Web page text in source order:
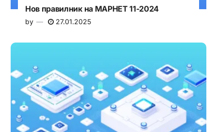
Нов правилник на МАРНЕТ 11-2024
by 27.01.2025